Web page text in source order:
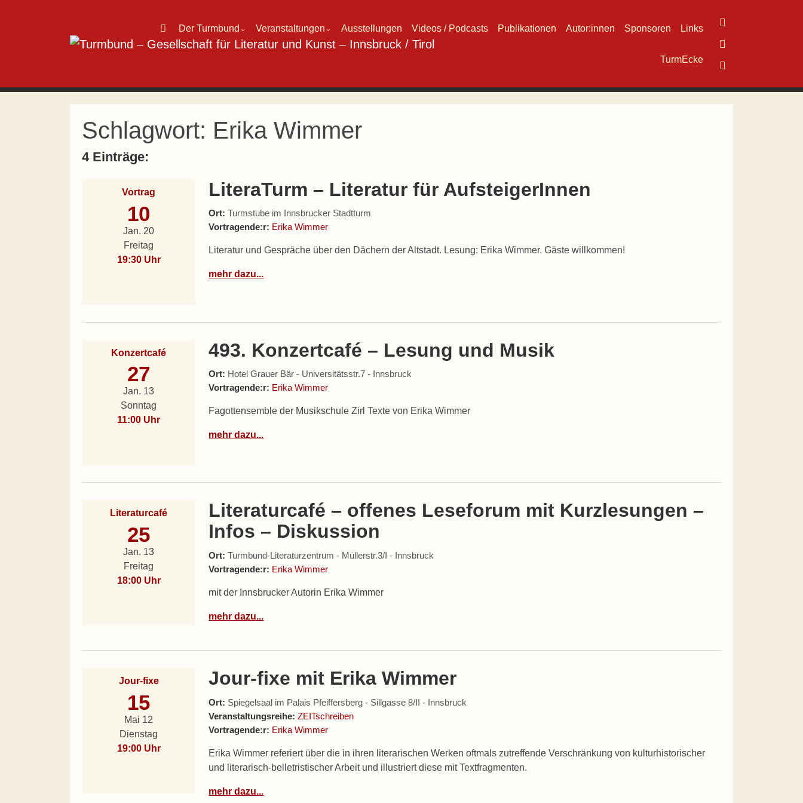
Hauptnavigation
Der Turmbund ⌄ Veranstaltungen ⌄ Ausstellungen Videos / Podcasts Publikationen Autor:innen Sponsoren Links
TurmEcke
Schlagwort: Erika Wimmer
4 Einträge:
Vortrag
10
Jan. 20
Freitag
19:30 Uhr
LiteraTurm – Literatur für AufsteigerInnen
Ort: Turmstube im Innsbrucker Stadtturm
Vortragende:r: Erika Wimmer
Literatur und Gespräche über den Dächern der Altstadt. Lesung: Erika Wimmer. Gäste willkommen!
mehr dazu...
Konzertcafé
27
Jan. 13
Sonntag
11:00 Uhr
493. Konzertcafé – Lesung und Musik
Ort: Hotel Grauer Bär - Universitätsstr.7 - Innsbruck
Vortragende:r: Erika Wimmer
Fagottensemble der Musikschule Zirl Texte von Erika Wimmer
mehr dazu...
Literaturcafé
25
Jan. 13
Freitag
18:00 Uhr
Literaturcafé – offenes Leseforum mit Kurzlesungen –
Infos – Diskussion
Ort: Turmbund-Literaturzentrum - Müllerstr.3/I - Innsbruck
Vortragende:r: Erika Wimmer
mit der Innsbrucker Autorin Erika Wimmer
mehr dazu...
Jour-fixe
15
Mai 12
Dienstag
19:00 Uhr
Jour-fixe mit Erika Wimmer
Ort: Spiegelsaal im Palais Pfeiffersberg - Sillgasse 8/II - Innsbruck
Veranstaltungsreihe: ZEITschreiben
Vortragende:r: Erika Wimmer
Erika Wimmer referiert über die in ihren literarischen Werken oftmals zutreffende Verschränkung von kulturhistorischer
und literarisch-belletristischer Arbeit und illustriert diese mit Textfragmenten.
mehr dazu...